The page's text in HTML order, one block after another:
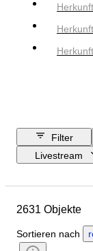
Filter
Livestream
Zustand
Unterschrift
Art der
2631 Objekte
Sortieren nach